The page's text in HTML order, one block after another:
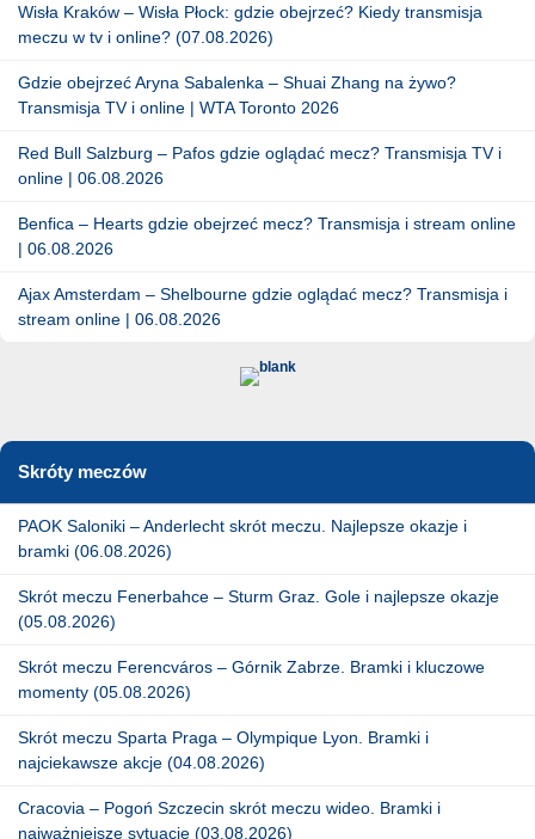
Wisła Kraków – Wisła Płock: gdzie obejrzeć? Kiedy transmisja
meczu w tv i online? (07.08.2026)
Gdzie obejrzeć Aryna Sabalenka – Shuai Zhang na żywo?
Transmisja TV i online | WTA Toronto 2026
Red Bull Salzburg – Pafos gdzie oglądać mecz? Transmisja TV i
online | 06.08.2026
Benfica – Hearts gdzie obejrzeć mecz? Transmisja i stream online
| 06.08.2026
Ajax Amsterdam – Shelbourne gdzie oglądać mecz? Transmisja i
stream online | 06.08.2026
Skróty meczów
PAOK Saloniki – Anderlecht skrót meczu. Najlepsze okazje i
bramki (06.08.2026)
Skrót meczu Fenerbahce – Sturm Graz. Gole i najlepsze okazje
(05.08.2026)
Skrót meczu Ferencváros – Górnik Zabrze. Bramki i kluczowe
momenty (05.08.2026)
Skrót meczu Sparta Praga – Olympique Lyon. Bramki i
najciekawsze akcje (04.08.2026)
Cracovia – Pogoń Szczecin skrót meczu wideo. Bramki i
najważniejsze sytuacje (03.08.2026)